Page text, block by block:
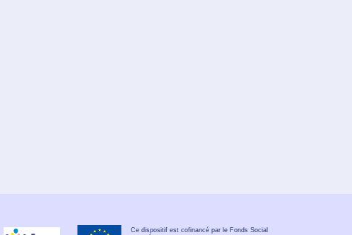
Ce dispositif est cofinancé par le Fonds Social